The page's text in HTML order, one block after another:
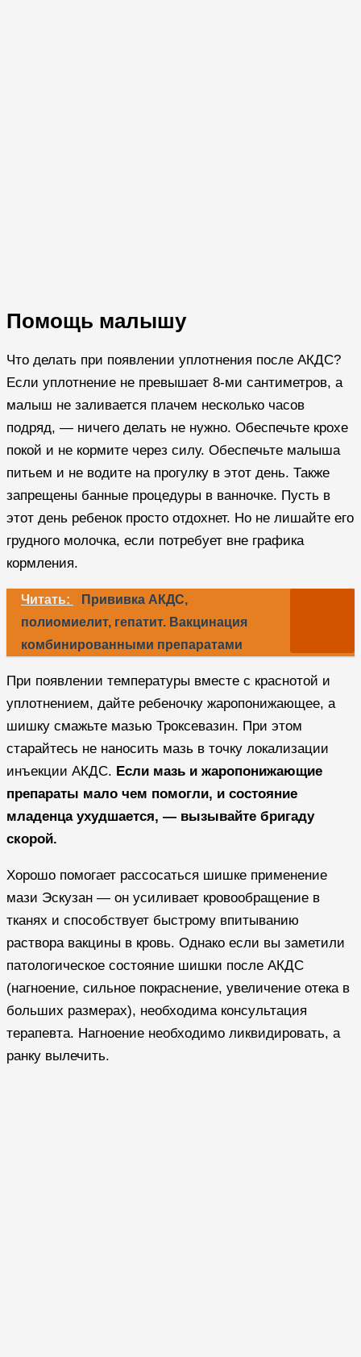
Помощь малышу
Что делать при появлении уплотнения после АКДС?
Если уплотнение не превышает 8-ми сантиметров, а
малыш не заливается плачем несколько часов
подряд, — ничего делать не нужно. Обеспечьте крохе
покой и не кормите через силу. Обеспечьте малыша
питьем и не водите на прогулку в этот день. Также
запрещены банные процедуры в ванночке. Пусть в
этот день ребенок просто отдохнет. Но не лишайте его
грудного молочка, если потребует вне графика
кормления.
Читать:
Прививка АКДС,
полиомиелит, гепатит. Вакцинация
комбинированными препаратами
При появлении температуры вместе с краснотой и
уплотнением, дайте ребеночку жаропонижающее, а
шишку смажьте мазью Троксевазин. При этом
старайтесь не наносить мазь в точку локализации
инъекции АКДС. Если мазь и жаропонижающие
препараты мало чем помогли, и состояние
младенца ухудшается, — вызывайте бригаду
скорой.
Хорошо помогает рассосаться шишке применение
мази Эскузан — он усиливает кровообращение в
тканях и способствует быстрому впитыванию
раствора вакцины в кровь. Однако если вы заметили
патологическое состояние шишки после АКДС
(нагноение, сильное покраснение, увеличение отека в
больших размерах), необходима консультация
терапевта. Нагноение необходимо ликвидировать, а
ранку вылечить.